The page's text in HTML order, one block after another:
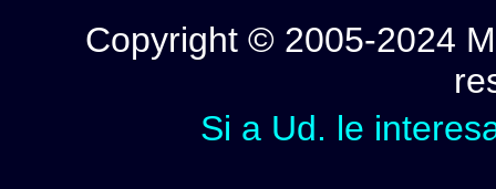
Copyright © 2005-2024
Si a Ud. le